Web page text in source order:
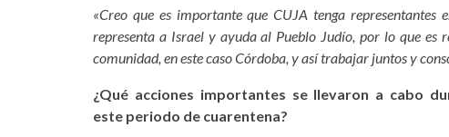
«Creo que es importante que CUJA tenga
representa a Israel y ayuda al Pueblo Judío, por lo que es
comunidad, en este caso Córdoba, y así trabajar juntos y
¿Qué acciones importantes se llevaron a cabo
este periodo de cuarentena?